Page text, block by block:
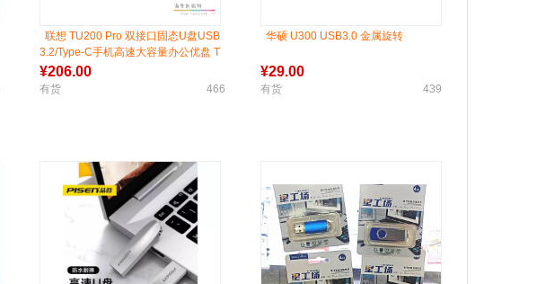
联想 TU200 Pro 双接口固态U盘USB
3.2/Type-C手机高速大容量办公优盘 T
hinkPlus
¥206.00
有货 466
华硕 U300 USB3.0 金属旋转
¥29.00
有货 439